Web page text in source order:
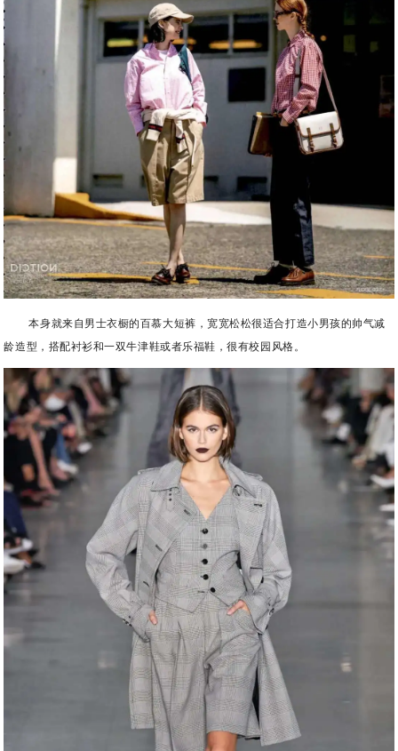
本身就来自男士衣橱的百慕大短裤，宽宽松松很适合打造小男孩的帅气减
龄造型，搭配衬衫和一双牛津鞋或者乐福鞋，很有校园风格。